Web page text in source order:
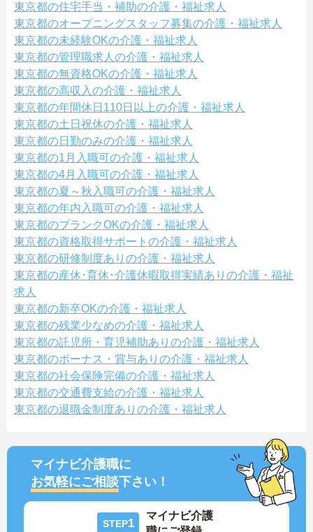
東京都の住宅手当・補助の介護・福祉求人
東京都のオープニングスタッフ募集の介護・福祉求人
東京都の未経験OKの介護・福祉求人
東京都の管理職求人の介護・福祉求人
東京都の無資格OKの介護・福祉求人
東京都の高収入の介護・福祉求人
東京都の年間休日110日以上の介護・福祉求人
東京都の土日祝休の介護・福祉求人
東京都の日勤のみの介護・福祉求人
東京都の1月入職可の介護・福祉求人
東京都の4月入職可の介護・福祉求人
東京都の夏～秋入職可の介護・福祉求人
東京都の年内入職可の介護・福祉求人
東京都のブランクOKの介護・福祉求人
東京都の資格取得サポートの介護・福祉求人
東京都の研修制度ありの介護・福祉求人
東京都の産休･育休･介護休暇取得実績ありの介護・福祉
求人
東京都の新卒OKの介護・福祉求人
東京都の残業少なめの介護・福祉求人
東京都の託児所・育児補助ありの介護・福祉求人
東京都のボーナス・賞与ありの介護・福祉求人
東京都の社会保険完備の介護・福祉求人
東京都の交通費支給の介護・福祉求人
東京都の退職金制度ありの介護・福祉求人
マイナビ介護職に
お気軽にご相談下さい！
STEP1
マイナビ介護